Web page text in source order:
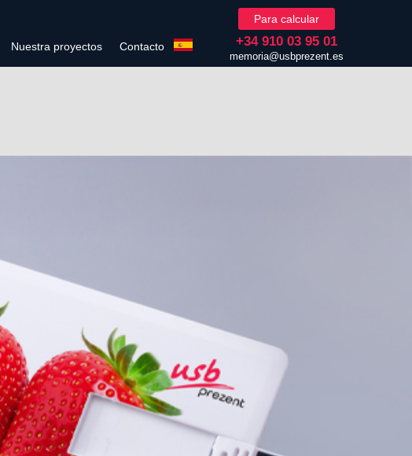
Nuestra proyectos Contacto
Para calcular
+34 910 03 95 01
memoria@usbprezent.es